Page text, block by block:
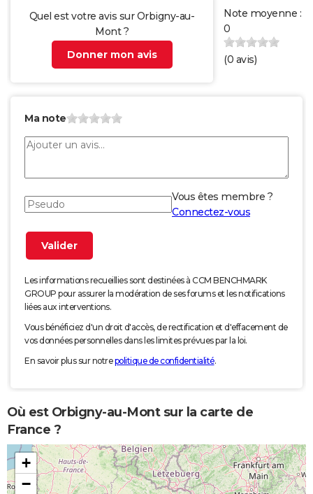
Quel est votre avis sur Orbigny-au-
Mont ?
Donner mon avis
Note moyenne :
0
(0 avis)
Ma note
Vous êtes membre ?
Connectez-vous
Les informations recueillies sont destinées à CCM BENCHMARK
GROUP pour assurer la modération de ses forums et les notifications
liées aux interventions.
Vous bénéficiez d'un droit d'accès, de rectification et d'effacement de
vos données personnelles dans les limites prévues par la loi.
En savoir plus sur notrepolitique de confidentialité.
Où est Orbigny-au-Mont sur la carte de
France ?
+
−